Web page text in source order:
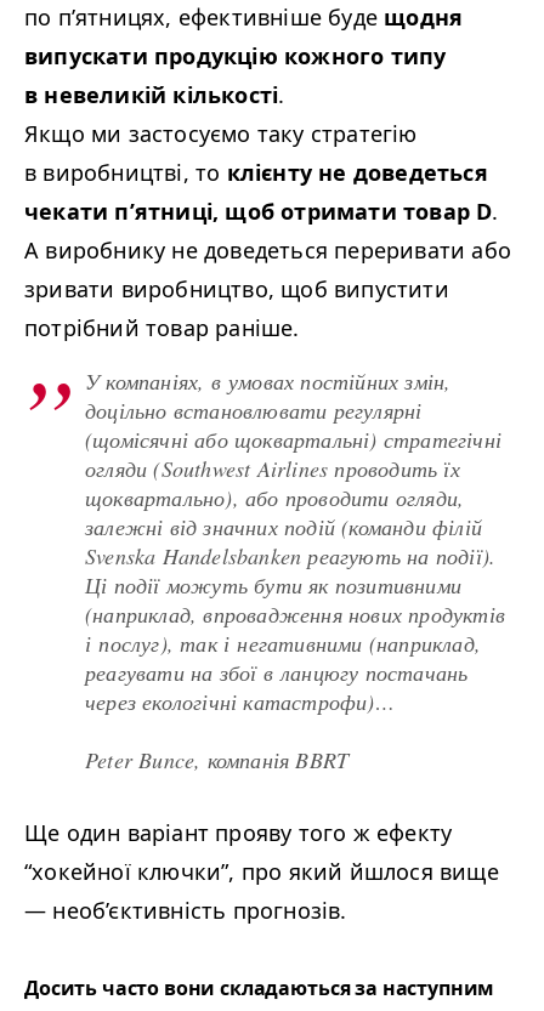
по п’ятницях, ефективніше буде щодня
випускати продукцію кожного типу
в невеликій кількості.
Якщо ми застосуємо таку стратегію
в виробництві, то клієнту не доведеться
чекати п’ятниці, щоб отримати товар D.
А виробнику не доведеться переривати або
зривати виробництво, щоб випустити
потрібний товар раніше.
У компаніях, в умовах постійних змін,
доцільно встановлювати регулярні
(щомісячні або щоквартальні) стратегічні
огляди (South­west Air­lines проводить їх
щоквартально), або проводити огляди,
залежні від значних подій (команди філій
Sven­s­ka Han­dels­banken реагують на події).
Ці події можуть бути як позитивними
(наприклад, впровадження нових продуктів
і послуг), так і негативними (наприклад,
реагувати на збої в ланцюгу постачань
через екологічні катастрофи)…
Peter Bunce, компаніяBBRT
Ще один варіант прояву того ж ефекту
“хокейної ключки”, про який йшлося вище
— необ’єктивність прогнозів.
Досить часто вони складаються за наступним